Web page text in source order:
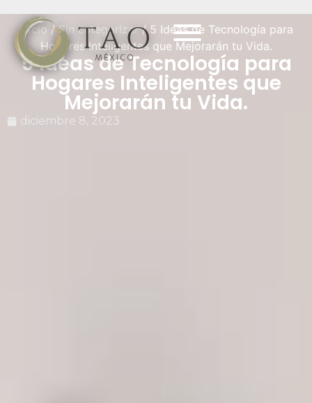
Inicio /Sin categorizar/ 5 Ideas de Tecnología para
Hogares Inteligentes que Mejorarán tu Vida.
5 Ideas de Tecnología para
Hogares Inteligentes que
Mejorarán tu Vida.
diciembre 8, 2023